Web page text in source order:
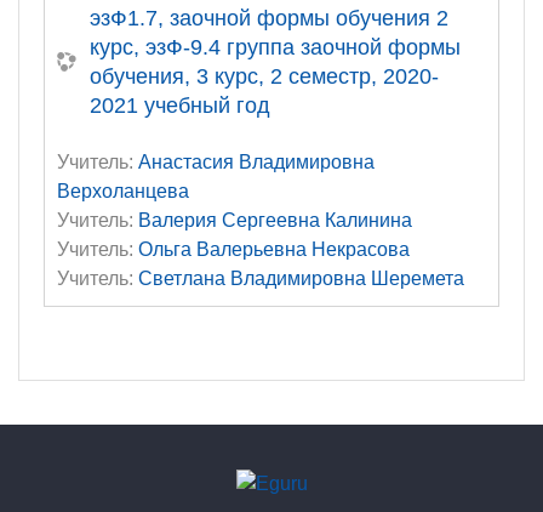
эзФ1.7, заочной формы обучения 2
курс, эзФ-9.4 группа заочной формы
обучения, 3 курс, 2 семестр, 2020-
2021 учебный год
Учитель: Анастасия Владимировна
Верхоланцева
Учитель: Валерия Сергеевна Калинина
Учитель: Ольга Валерьевна Некрасова
Учитель: Светлана Владимировна Шеремета